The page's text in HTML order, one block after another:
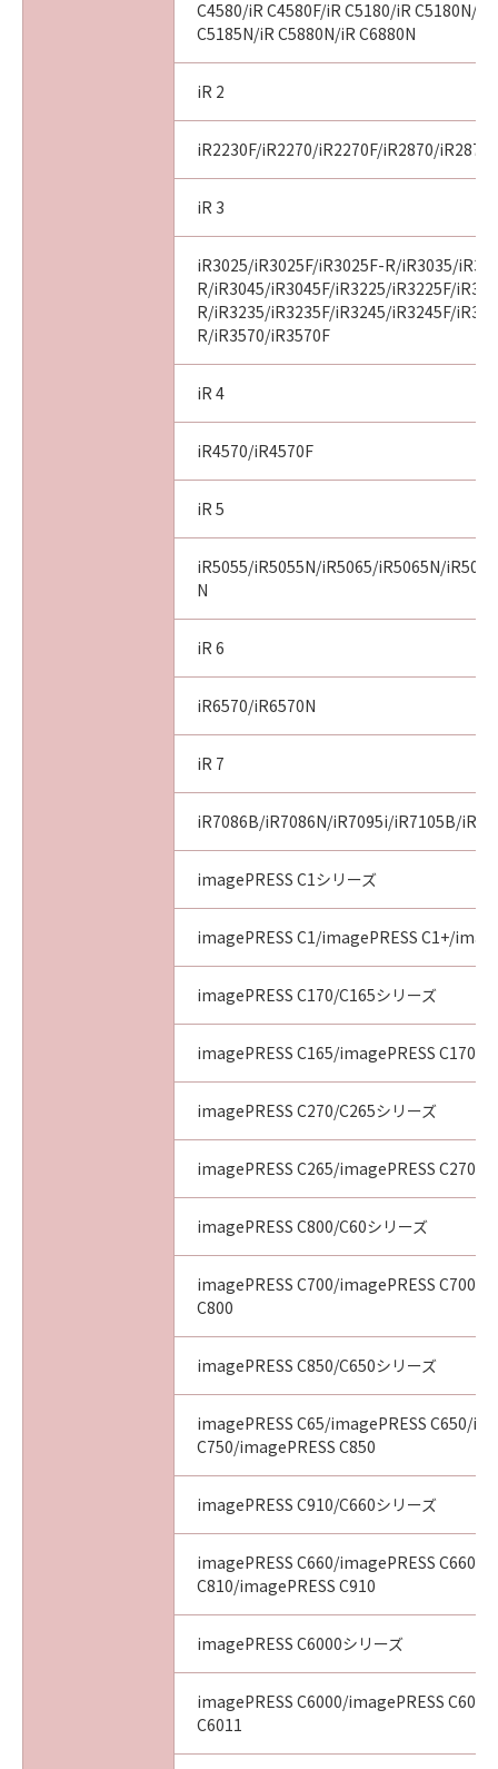
C4580/iR C4580F/iR C5180/iR C5180N/iR
C5185N/iR C5880N/iR C6880N
iR 2
iR2230F/iR2270/iR2270F/iR2870/iR2870F
iR 3
iR3025/iR3025F/iR3025F-R/iR3035/
R/iR3045/iR3045F/iR3225/iR3225F/
R/iR3235/iR3235F/iR3245/iR3245F/
R/iR3570/iR3570F
iR 4
iR4570/iR4570F
iR 5
iR5055/iR5055N/iR5065/iR5065N/
N
iR 6
iR6570/iR6570N
iR 7
iR7086B/iR7086N/iR7095i/iR7105B/
imagePRESS C1シリーズ
imagePRESS C1/imagePRESS C1+/
imagePRESS C170/C165シリーズ
imagePRESS C165/imagePRESS C170
imagePRESS C270/C265シリーズ
imagePRESS C265/imagePRESS C270
imagePRESS C800/C60シリーズ
imagePRESS C700/imagePRESS C700L/
C800
imagePRESS C850/C650シリーズ
imagePRESS C65/imagePRESS C650/
C750/imagePRESS C850
imagePRESS C910/C660シリーズ
imagePRESS C660/imagePRESS
C810/imagePRESS C910
imagePRESS C6000シリーズ
imagePRESS C6000/imagePRESS
C6011